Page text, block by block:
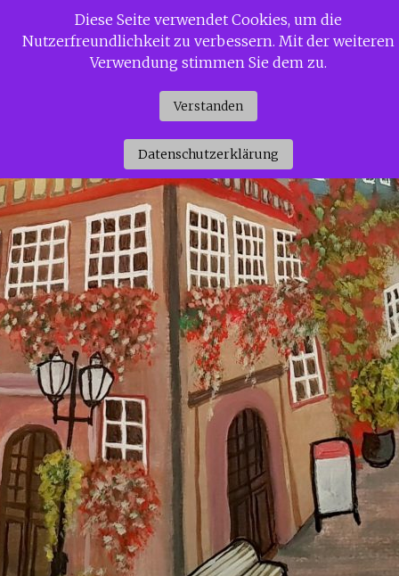
InhaltSiggi Gerdaus Welt
Diese Seite verwendet Cookies, um die
Nutzerfreundlichkeit zu verbessern. Mit der weiteren
Verwendung stimmen Sie dem zu.
Verstanden
Datenschutzerklärung